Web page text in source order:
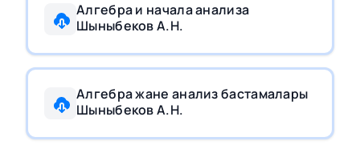
Алгебра и начала анализа
Шыныбеков А.Н.
Алгебра жане анализ бастамалары
Шыныбеков А.Н.